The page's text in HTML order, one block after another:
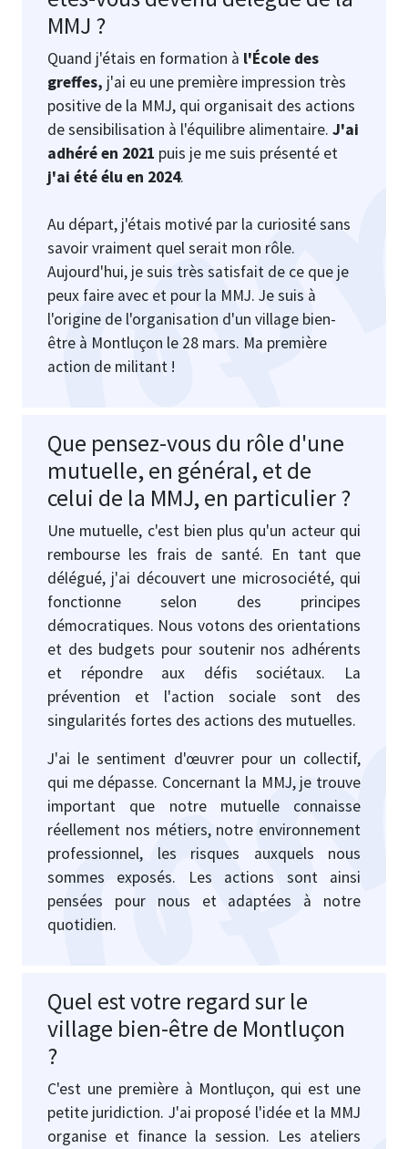
MMJ ?
Quand j'étais en formation à l'École des
greffes, j'ai eu une première impression très
positive de la MMJ, qui organisait des actions
de sensibilisation à l'équilibre alimentaire. J'ai
adhéré en 2021 puis je me suis présenté et
j'ai été élu en 2024.
Au départ, j'étais motivé par la curiosité sans
savoir vraiment quel serait mon rôle.
Aujourd'hui, je suis très satisfait de ce que je
peux faire avec et pour la MMJ. Je suis à
l'origine de l'organisation d'un village bien-
être à Montluçon le 28 mars. Ma première
action de militant !
Que pensez-vous du rôle d'une
mutuelle, en général, et de
celui de la MMJ, en particulier ?
Une mutuelle, c'est bien plus qu'un acteur qui
rembourse les frais de santé. En tant que
délégué, j'ai découvert une microsociété, qui
fonctionne selon des principes
démocratiques. Nous votons des orientations
et des budgets pour soutenir nos adhérents
et répondre aux défis sociétaux. La
prévention et l'action sociale sont des
singularités fortes des actions des mutuelles.
J'ai le sentiment d'œuvrer pour un collectif,
qui me dépasse. Concernant la MMJ, je trouve
important que notre mutuelle connaisse
réellement nos métiers, notre environnement
professionnel, les risques auxquels nous
sommes exposés. Les actions sont ainsi
pensées pour nous et adaptées à notre
quotidien.
Quel est votre regard sur le
village bien-être de Montluçon
?
C'est une première à Montluçon, qui est une
petite juridiction. J'ai proposé l'idée et la MMJ
organise et finance la session. Les ateliers